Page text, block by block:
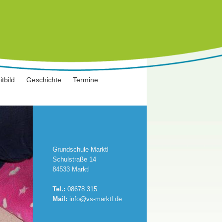
Geschichte Termine
Grundschule Marktl
Schulstraße 14
84533 Marktl
Tel.: 08678 315
Mail: info@vs-marktl.de